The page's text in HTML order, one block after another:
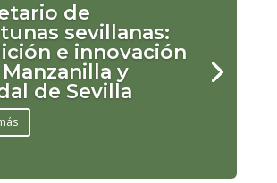
de
sevillanas:
e innovación
y
de Sevilla